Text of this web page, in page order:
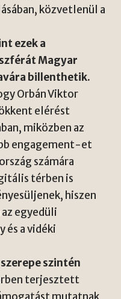
közvetlenül a
ezek a
Magyar
billenthetik.
Orbán Viktor
elérést
miközben az
engagement-et
számára
térben is
hiszen
egyedüli
és a vidéki
szintén
terjesztett